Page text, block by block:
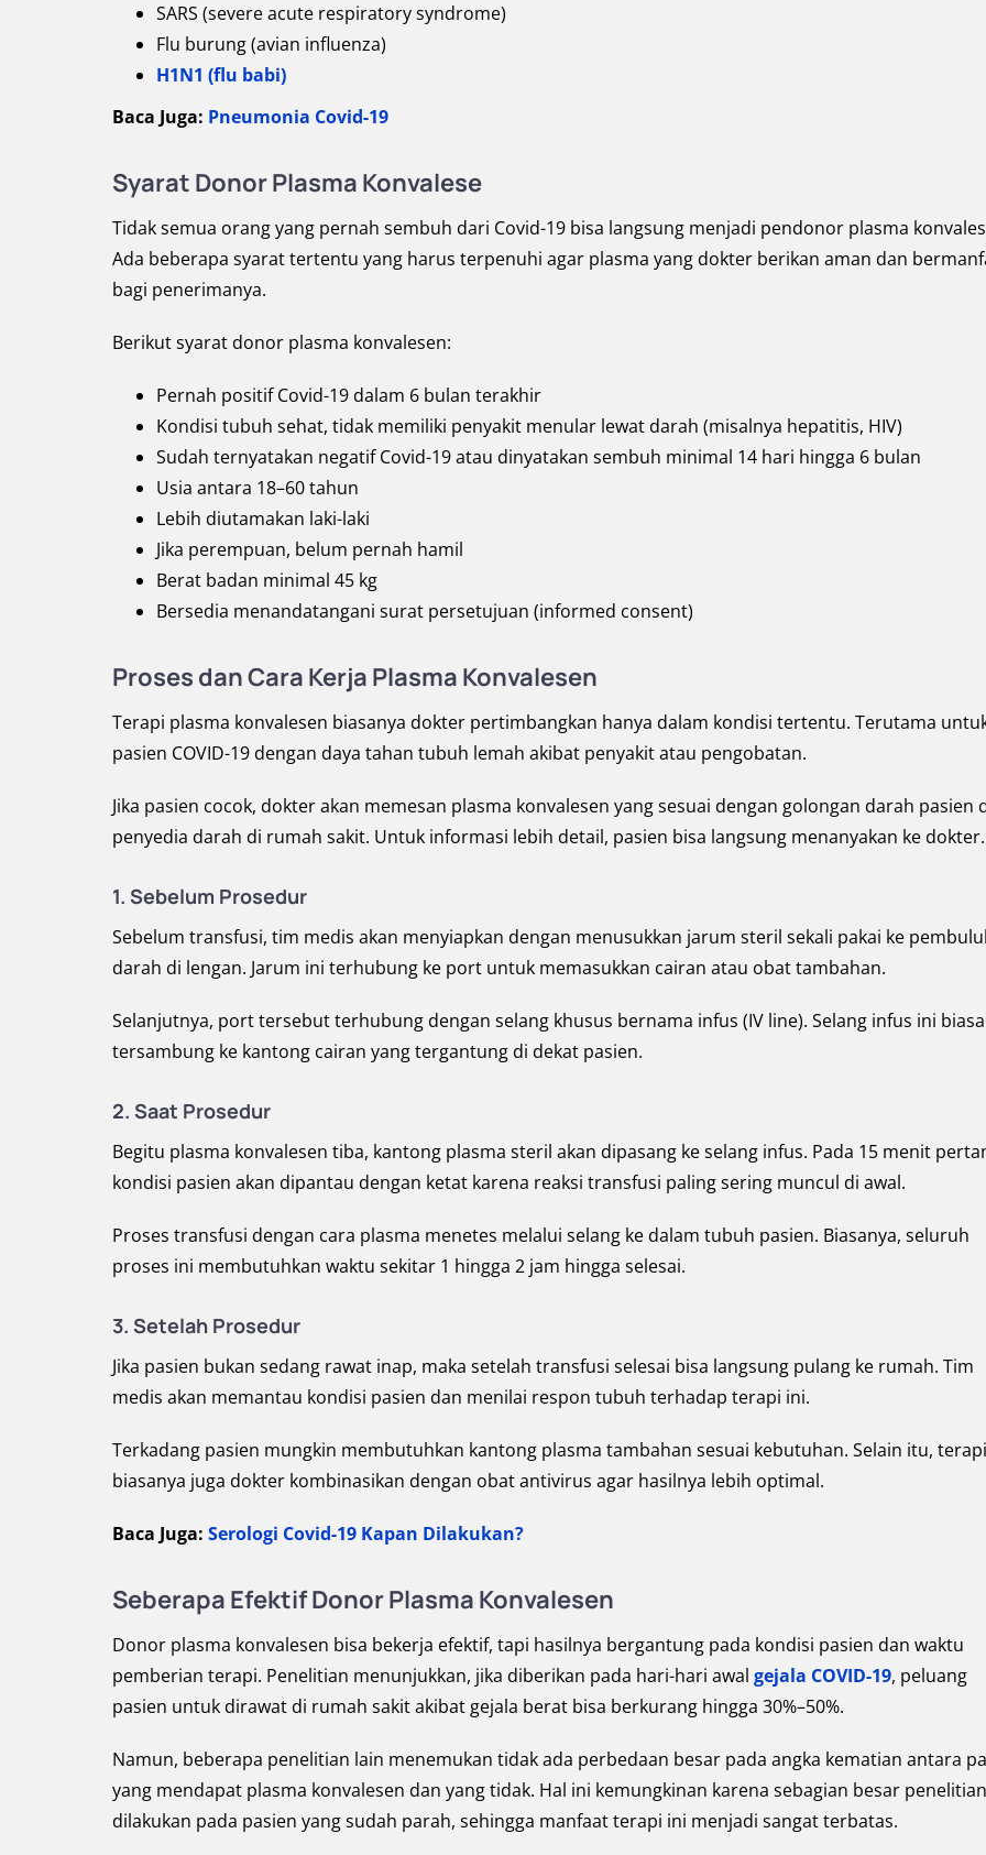
SARS (severe acute respiratory syndrome)
Flu burung (avian influenza)
H1N1 (flu babi)
Baca Juga: Pneumonia Covid-19
Syarat Donor Plasma Konvalese
Tidak semua orang yang pernah sembuh dari Covid-19 bisa langsung menjadi pendonor plasma
Ada beberapa syarat tertentu yang harus terpenuhi agar plasma yang dokter berikan aman dan
bagi penerimanya.
Berikut syarat donor plasma konvalesen:
Pernah positif Covid-19 dalam 6 bulan terakhir
Kondisi tubuh sehat, tidak memiliki penyakit menular lewat darah (misalnya hepatitis, HIV)
Sudah ternyatakan negatif Covid-19 atau dinyatakan sembuh minimal 14 hari hingga 6 bulan
Usia antara 18–60 tahun
Lebih diutamakan laki-laki
Jika perempuan, belum pernah hamil
Berat badan minimal 45 kg
Bersedia menandatangani surat persetujuan (informed consent)
Proses dan Cara Kerja Plasma Konvalesen
Terapi plasma konvalesen biasanya dokter pertimbangkan hanya dalam kondisi tertentu. Terutama
pasien COVID-19 dengan daya tahan tubuh lemah akibat penyakit atau pengobatan.
Jika pasien cocok, dokter akan memesan plasma konvalesen yang sesuai dengan golongan darah pasien
penyedia darah di rumah sakit. Untuk informasi lebih detail, pasien bisa langsung menanyakan ke dokter.
1. Sebelum Prosedur
Sebelum transfusi, tim medis akan menyiapkan dengan menusukkan jarum steril sekali pakai ke
darah di lengan. Jarum ini terhubung ke port untuk memasukkan cairan atau obat tambahan.
Selanjutnya, port tersebut terhubung dengan selang khusus bernama infus (IV line). Selang infus ini
tersambung ke kantong cairan yang tergantung di dekat pasien.
2. Saat Prosedur
Begitu plasma konvalesen tiba, kantong plasma steril akan dipasang ke selang infus. Pada 15 menit
kondisi pasien akan dipantau dengan ketat karena reaksi transfusi paling sering muncul di awal.
Proses transfusi dengan cara plasma menetes melalui selang ke dalam tubuh pasien. Biasanya, seluruh
proses ini membutuhkan waktu sekitar 1 hingga 2 jam hingga selesai.
3. Setelah Prosedur
Jika pasien bukan sedang rawat inap, maka setelah transfusi selesai bisa langsung pulang ke rumah. Tim
medis akan memantau kondisi pasien dan menilai respon tubuh terhadap terapi ini.
Terkadang pasien mungkin membutuhkan kantong plasma tambahan sesuai kebutuhan. Selain itu,
biasanya juga dokter kombinasikan dengan obat antivirus agar hasilnya lebih optimal.
Baca Juga: Serologi Covid-19 Kapan Dilakukan?
Seberapa Efektif Donor Plasma Konvalesen
Donor plasma konvalesen bisa bekerja efektif, tapi hasilnya bergantung pada kondisi pasien dan waktu
pemberian terapi. Penelitian menunjukkan, jika diberikan pada hari-hari awal gejala COVID-19, peluang
pasien untuk dirawat di rumah sakit akibat gejala berat bisa berkurang hingga 30%–50%.
Namun, beberapa penelitian lain menemukan tidak ada perbedaan besar pada angka kematian antara
yang mendapat plasma konvalesen dan yang tidak. Hal ini kemungkinan karena sebagian besar penelitian
dilakukan pada pasien yang sudah parah, sehingga manfaat terapi ini menjadi sangat terbatas.